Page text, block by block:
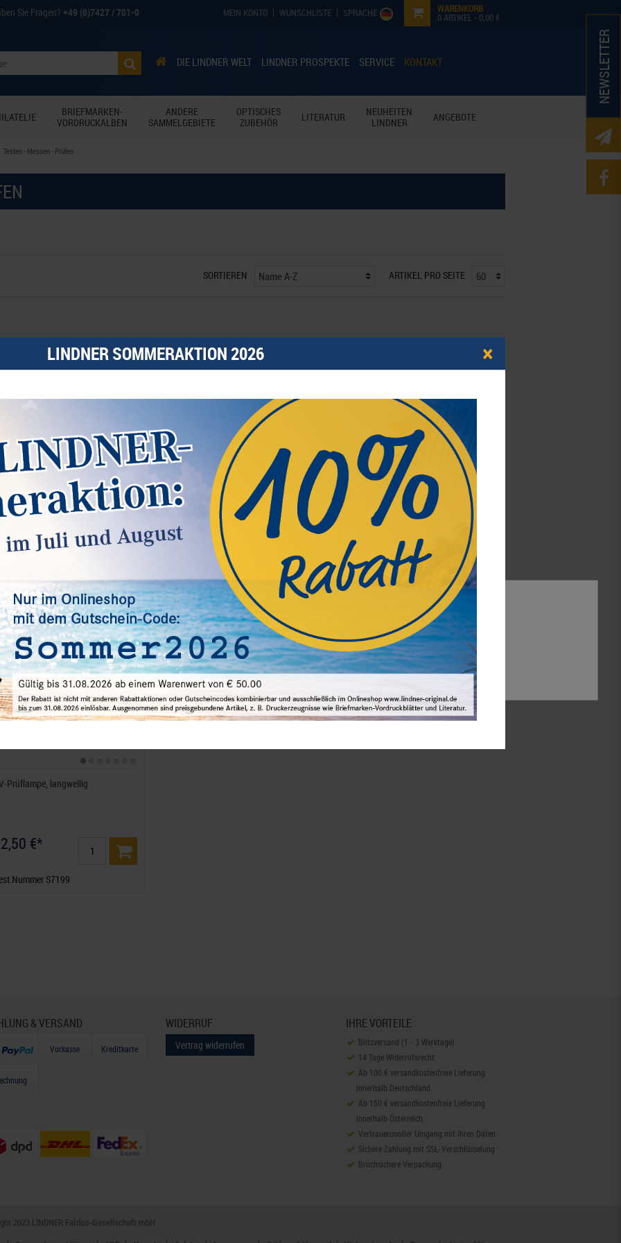
Sie Fragen? +49 (0)7427 / 701-0 MEIN KONTO WUNSCHLISTE SPRACHE WARENKORB
0ARTIKEL - 0,00 €
DIE LINDNER WELT LINDNER PROSPEKTE SERVICE KONTAKT NEWSLETTER
BRIEFMARKEN-
VORDRUCKALBEN
ANDERE
SAMMELGEBIETE
OPTISCHES
ZUBEHÖR
LITERATUR
NEUHEITEN
LINDNER
ANGEBOTE
Testen - Messen - Prüfen
SORTIEREN ARTIKEL PRO SEITE
Stampscop
99,50 €*
9111
Multifunktions-Prüfgerät
64,50 €*
Best.Nummer S7085
UV-Prüfer (kurzwellig) -
Phosphorlampe, mit ausklappbarem
Aufsteller
39,50 €*
Prüflampe, langwellig
€*
S7199
& VERSAND
Vorkasse Kreditkarte
WIDERRUF
Vertrag widerrufen
IHRE VORTEILE
Blitzversand (1 - 3 Werktage)
14 Tage Widerrufsrecht
Ab 100 € versandkostenfreie Lieferung
innerhalb Deutschland
Ab 150 € versandkostenfreie Lieferung
innerhalb Österreich
Vertrauensvoller Umgang mit Ihren Daten
Sichere Zahlung mit SSL-Verschlüsselung
Bruchsichere Verpackung
2023 LINDNER Falzlos-Gesellschaft mbH
LINDNER SOMMERAKTION 2026 ×
sind essenziell, während andere uns helfen, diese Website und
den von uns verwendeten Cookies und Ihren Rechten als Nutzer
PayPal Funktional Weitere Einstellungen
Auswahl akzeptieren
Alle ablehnen